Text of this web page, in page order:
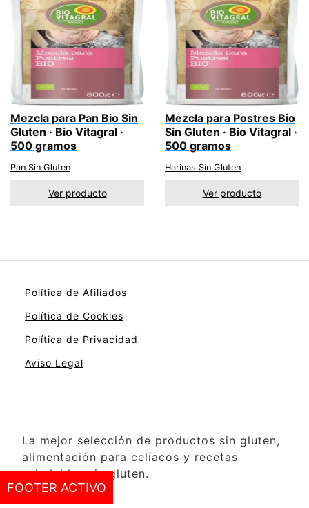
Mezcla para Pan Bio Sin
Gluten · Bio Vitagral ·
500 gramos
Pan Sin Gluten
Ver producto
Mezcla para Postres Bio
Sin Gluten · Bio Vitagral ·
500 gramos
Harinas Sin Gluten
Ver producto
Política de Afiliados
Política de Cookies
Política de Privacidad
Aviso Legal
La mejor selección de productos sin gluten,
alimentación para celíacos y recetas
saludables sin gluten.
FOOTER ACTIVO